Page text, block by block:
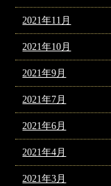
2021年11月
2021年10月
2021年9月
2021年7月
2021年6月
2021年4月
2021年3月